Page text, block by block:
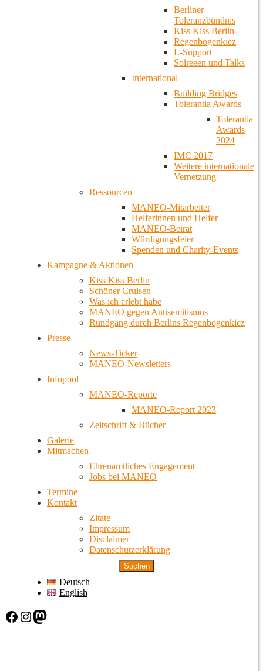
Berliner
Toleranzbündnis
Kiss Kiss Berlin
Regenbogenkiez
L-Support
Soireeen und Talks
International
Building Bridges
Tolerantia Awards
Tolerantia
Awards
2024
IMC 2017
Weitere internationale
Vernetzung
Ressourcen
MANEO-Mitarbeiter
Helferinnen und Helfer
MANEO-Beirat
Würdigungsfeier
Spenden und Charity-Events
Kampagne & Aktionen
Kiss Kiss Berlin
Schöner Cruisen
Was ich erlebt habe
MANEO gegen Antisemitismus
Rundgang durch Berlins Regenbogenkiez
Presse
News-Ticker
MANEO-Newsletters
Infopool
MANEO-Reporte
MANEO-Report 2023
Zeitschrift & Bücher
Galerie
Mitmachen
Ehrenamtliches Engagement
Jobs bei MANEO
Termine
Kontakt
Zitate
Impressum
Disclaimer
Datenschutzerklärung
Suchen
Deutsch
English
Facebook Instagram Mastodon